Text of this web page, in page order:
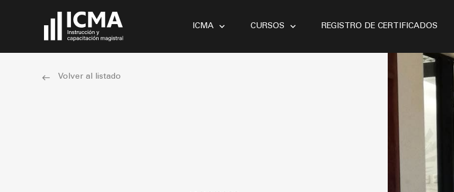
ICMA CURSOS REGISTRO DE CERTIFICADOS
Volver al listado